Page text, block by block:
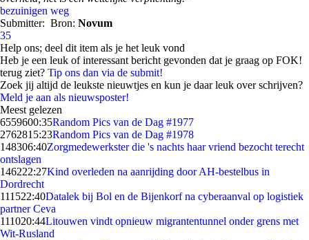
bezuinigen weg
Submitter: Bron: Novum
35
Help ons; deel dit item als je het leuk vond
Heb je een leuk of interessant bericht gevonden dat je graag op FOK!
terug ziet? Tip ons dan via de submit!
Zoek jij altijd de leukste nieuwtjes en kun je daar leuk over schrijven?
Meld je aan als nieuwsposter!
Meest gelezen
6559600:35Random Pics van de Dag #1977
2762815:23Random Pics van de Dag #1978
148306:40Zorgmedewerkster die 's nachts haar vriend bezocht terecht
ontslagen
146222:27Kind overleden na aanrijding door AH-bestelbus in
Dordrecht
111522:40Datalek bij Bol en de Bijenkorf na cyberaanval op logistiek
partner Ceva
111020:44Litouwen vindt opnieuw migrantentunnel onder grens met
Wit-Rusland